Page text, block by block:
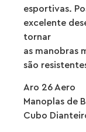
esportivas.
excelente
tornar
as manobras
são
Aro 26 Aero
Manoplas de
Cubo